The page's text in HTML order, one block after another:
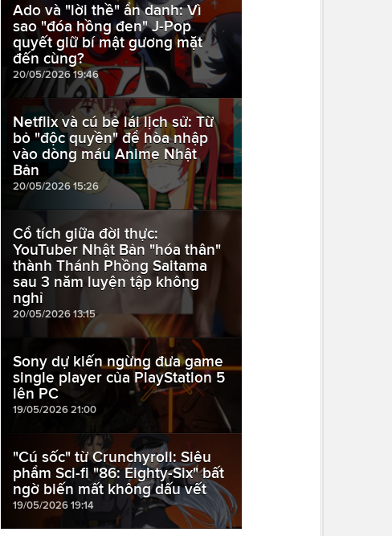
Ado và "lời thề" ẩn danh: Vì
sao "đóa hồng đen" J-Pop
quyết giữ bí mật gương mặt
đến cùng?
20/05/2026 19:46
Netflix và cú bẻ lái lịch sử: Từ
bỏ "độc quyền" để hòa nhập
vào dòng máu Anime Nhật
Bản
20/05/2026 15:26
Cổ tích giữa đời thực:
YouTuber Nhật Bản "hóa thân"
thành Thánh Phồng Saitama
sau 3 năm luyện tập không
nghỉ
20/05/2026 13:15
Sony dự kiến ngừng đưa game
single player của PlayStation 5
lên PC
19/05/2026 21:00
"Cú sốc" từ Crunchyroll: Siêu
phẩm Sci-fi "86: Eighty-Six" bất
ngờ biến mất không dấu vết
19/05/2026 19:14